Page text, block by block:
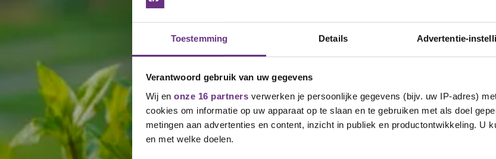
Toestemming Details Advertentie-
Verantwoord gebruik van uw gegevens
Wij en onze 16 partners verwerken je persoonlijke gegevens (bijv. uw IP-adres)
cookies om informatie op uw apparaat op te slaan en te gebruiken met als doel
metingen aan advertenties en content, inzicht in publiek en productontwikkeling. U
en met welke doelen.